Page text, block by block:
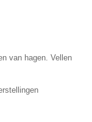
van hagen. Vellen